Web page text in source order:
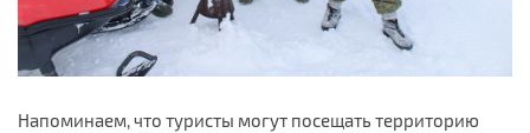
Напоминаем, что туристы могут посещать территорию